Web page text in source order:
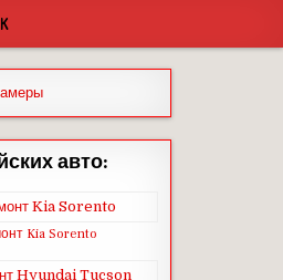
авто:
Kia Sorento